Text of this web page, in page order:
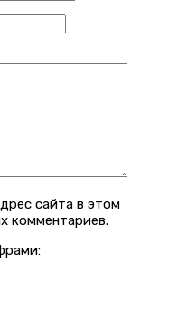
сайта в этом
комментариев.